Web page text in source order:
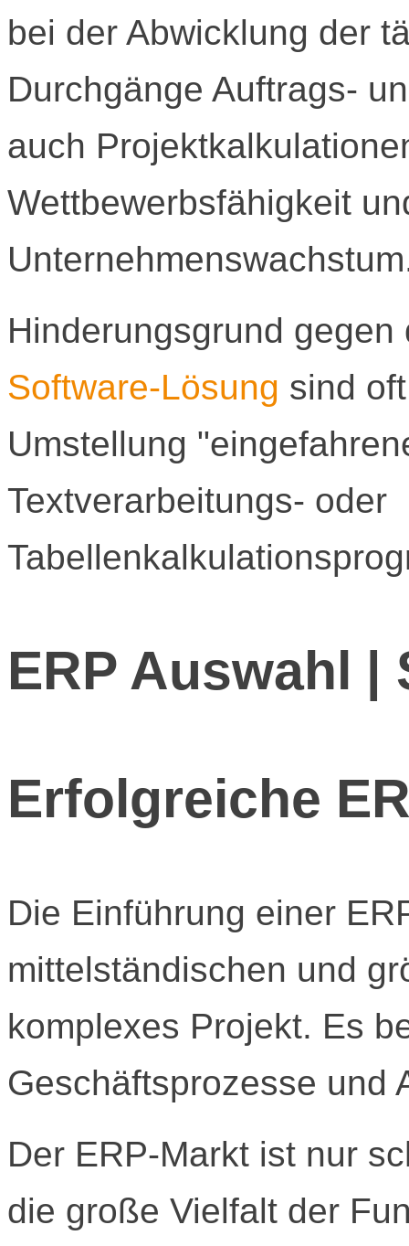
bei der Abwicklung der
Durchgänge Auftrags-
auch
Wettbewerbsfähigkeit
Hinderungsgrund
Software-Lösung sind
Umstellung
Textverarbeitungs- oder
ERP Auswahl |
Erfolgreiche
Die Einführung einer
mittelständischen und
komplexes Projekt. Es
Geschäftsprozesse und
Der ERP-Markt ist nur
die große Vielfalt der